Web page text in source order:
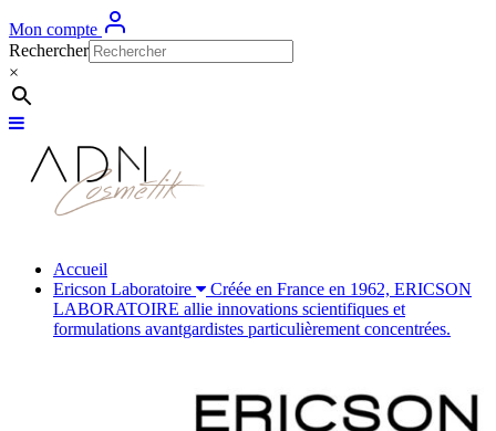
Mon compte
Rechercher
×
Accueil
Ericson Laboratoire
Créée en France en 1962, ERICSON
LABORATOIRE allie innovations scientifiques et
formulations avantgardistes particulièrement concentrées.